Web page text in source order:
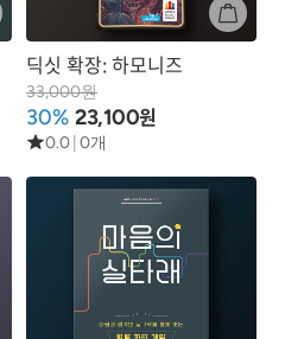
딕싯 확장: 하모니즈
33,000원
30% 23,100원
0.0 0개